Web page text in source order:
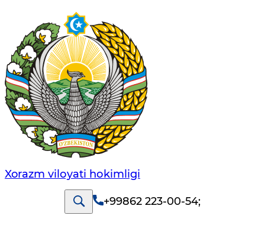
Xorazm vilоyati hоkimligi
+99862 223-00-54;